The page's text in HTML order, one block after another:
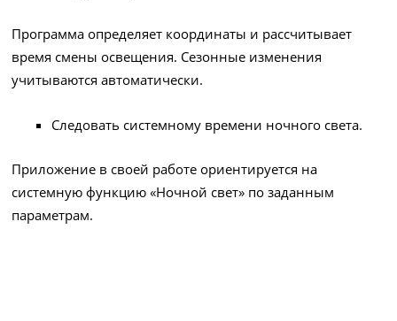
Программа определяет координаты и рассчитывает
время смены освещения. Сезонные изменения
учитываются автоматически.
Следовать системному времени ночного света.
Приложение в своей работе ориентируется на
системную функцию «Ночной свет» по заданным
параметрам.